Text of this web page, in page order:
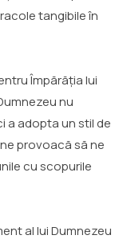
tangibile în
Împărăția lui
nu
a adopta un stil de
provoacă să ne
cu scopurile
al lui Dumnezeu